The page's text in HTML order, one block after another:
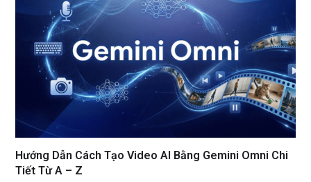
Hướng Dẫn Cách Tạo Video AI Bằng Gemini Omni Chi
Tiết Từ A – Z